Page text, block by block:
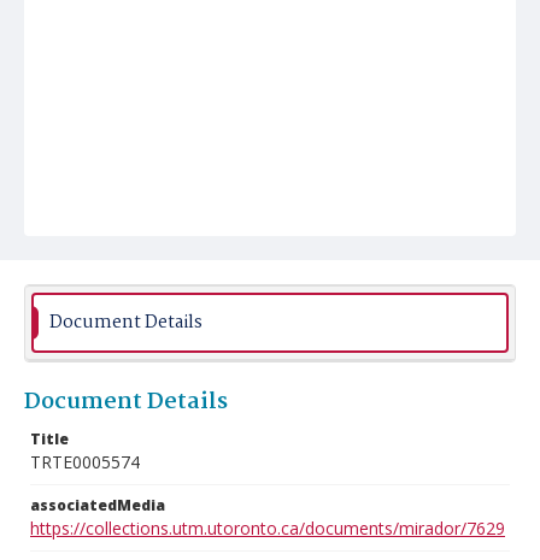
Document Details
Document Details
Title
TRTE0005574
associatedMedia
https://collections.utm.utoronto.ca/documents/mirador/7629